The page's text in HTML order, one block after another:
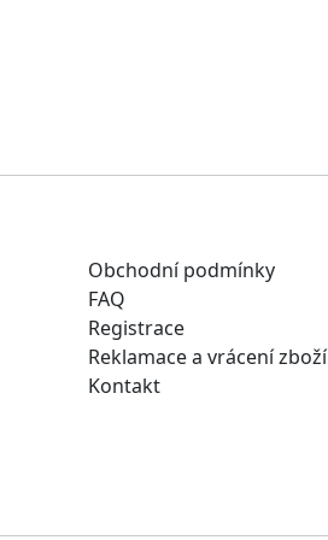
Obchodní podmínky
FAQ
Registrace
Reklamace a vrácení zboží
Kontakt